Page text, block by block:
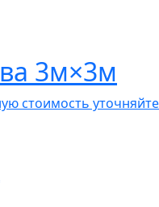
3м×3м
стоимость